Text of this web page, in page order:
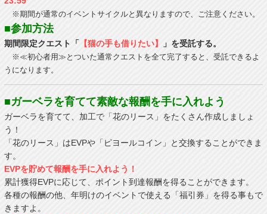
※期間が通常のイベントサイクルと異なりますので、ご注意ください。
■参加方法
期間限定クエスト「 【猫の手も借りたい】 」を受託する。
※≪初心者用≫とついた通常クエストを全て完了すると、受託できるよ
うになります。
■ガーベラを育てて素敵な報酬を手に入れよう
ガーベラを育てて、加工で「花のリース」をたくさん作成しましょ
う！
「花のリース」はEVPや「ピヨールコイン」と交換することができま
す。
EVPを貯めて報酬を手に入れよう！
累計獲得EVPに応じて、ポイント到達報酬を得ることができます。
各種の報酬の他、年明けのイベントで使える「福引券」を得る事もで
きますよ。